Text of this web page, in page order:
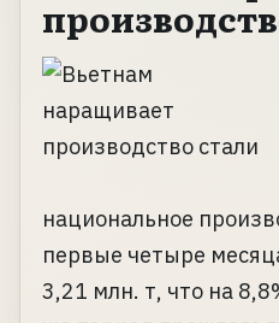
национальное
первые четыре
3,21 млн. т, что на